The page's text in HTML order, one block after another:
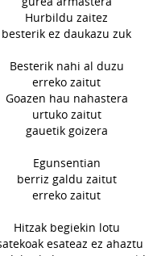
Hurbildu zaitez
besterik ez daukazu zuk
Besterik nahi al duzu
erreko zaitut
Goazen hau nahastera
urtuko zaitut
gauetik goizera
Egunsentian
berriz galdu zaitut
erreko zaitut
Hitzak begiekin lotu
esateaz ez ahaztu